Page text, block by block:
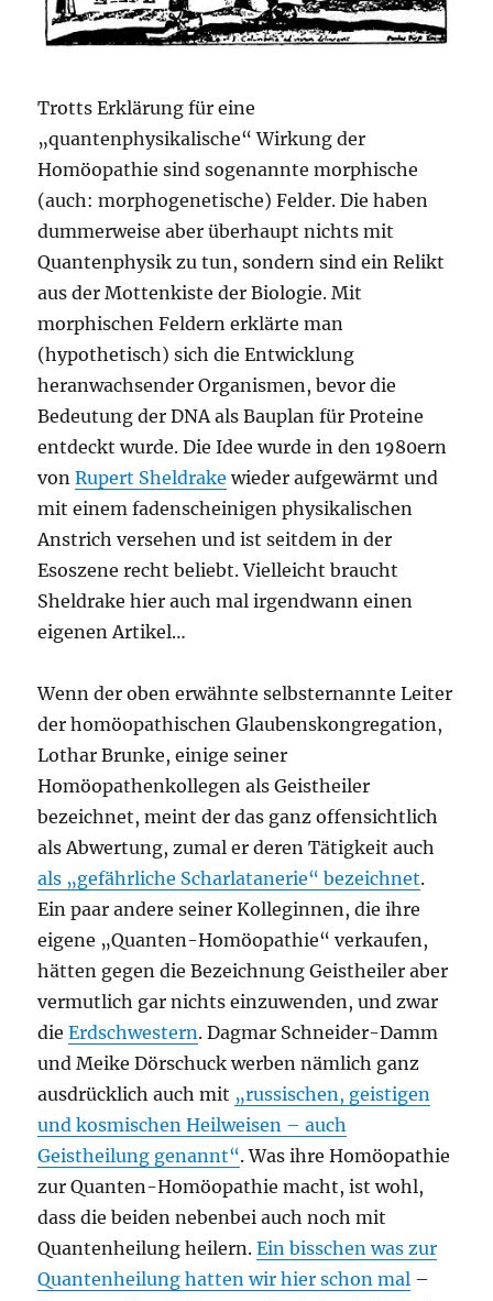
Trotts Erklärung für eine
„quantenphysikalische“ Wirkung der
Homöopathie sind sogenannte morphische
(auch: morphogenetische) Felder. Die haben
dummerweise aber überhaupt nichts mit
Quantenphysik zu tun, sondern sind ein Relikt
aus der Mottenkiste der Biologie. Mit
morphischen Feldern erklärte man
(hypothetisch) sich die Entwicklung
heranwachsender Organismen, bevor die
Bedeutung der DNA als Bauplan für Proteine
entdeckt wurde. Die Idee wurde in den 1980ern
vonRupert Sheldrake wieder aufgewärmt und
mit einem fadenscheinigen physikalischen
Anstrich versehen und ist seitdem in der
Esoszene recht beliebt. Vielleicht braucht
Sheldrake hier auch mal irgendwann einen
eigenen Artikel…
Wenn der oben erwähnte selbsternannte Leiter
der homöopathischen Glaubenskongregation,
Lothar Brunke, einige seiner
Homöopathenkollegen als Geistheiler
bezeichnet, meint der das ganz offensichtlich
als Abwertung, zumal er deren Tätigkeit auch
als „gefährliche Scharlatanerie“ bezeichnet.
Ein paar andere seiner Kolleginnen, die ihre
eigene „Quanten-Homöopathie“ verkaufen,
hätten gegen die Bezeichnung Geistheiler aber
vermutlich gar nichts einzuwenden, und zwar
dieErdschwestern. Dagmar Schneider-Damm
und Meike Dörschuck werben nämlich ganz
ausdrücklich auch mit „russischen, geistigen
und kosmischen Heilweisen – auch
Geistheilung genannt“. Was ihre Homöopathie
zur Quanten-Homöopathie macht, ist wohl,
dass die beiden nebenbei auch noch mit
Quantenheilung heilern.Ein bisschen was zur
Quantenheilung hatten wir hier schon mal –